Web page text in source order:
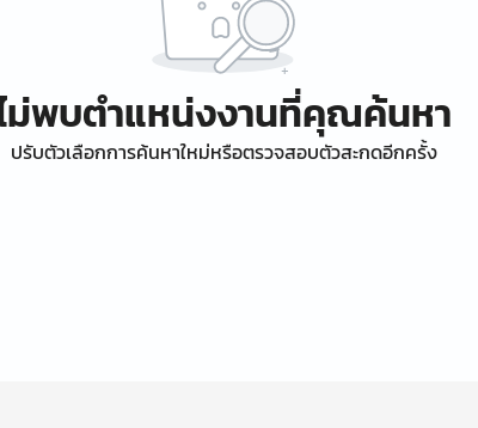
ม่พบตำแหน่งงานที่คุณค้นหา
ปรับตัวเลือกการค้นหาใหม่หรือตรวจสอบตัวสะกดอีกครั้ง